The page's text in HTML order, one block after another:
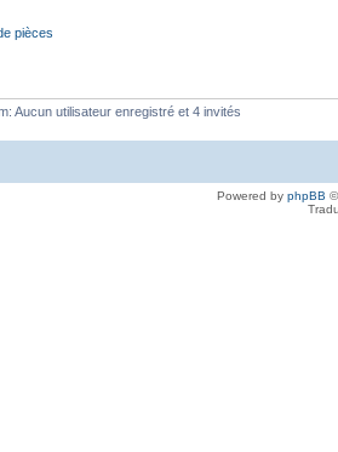
pièces
Aucun utilisateur enregistré et 4 invités
Powered by phpBB